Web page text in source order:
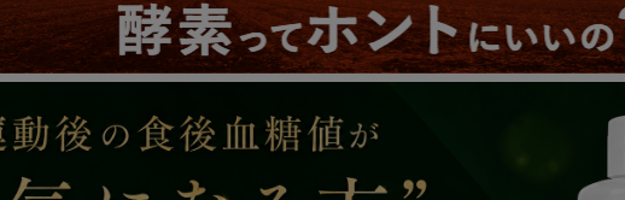
フラスカ グリーン（3本入）新登場！
ソマヴェディック「ヴェディック セカンドジェネレーション」新登場！
十種神宝ペンダント『守 SHU』 販売開始！
ゼンケン DC FAN 2 マイナスイオン扇風機
新登場！